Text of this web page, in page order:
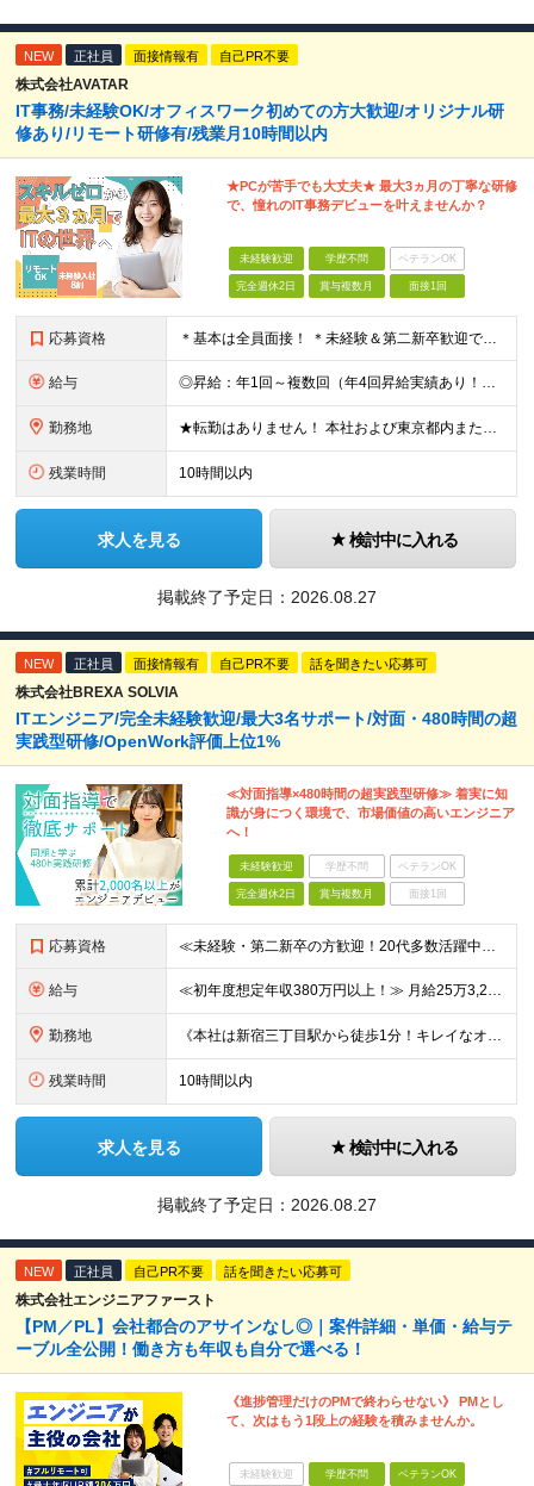
NEW 正社員 面接情報有 自己PR不要
株式会社AVATAR
IT事務/未経験OK/オフィスワーク初めての方大歓迎/オリジナル研
修あり/リモート研修有/残業月10時間以内
★PCが苦手でも大丈夫★ 最大3ヵ月の丁寧な研修
で、憧れのIT事務デビューを叶えませんか？
未経験歓迎 学歴不問 ベテランOK
完全週休2日 賞与複数月 面接1回
応募資格 ＊基本は全員面接！ ＊未経験＆第二新卒歓迎です☆ ◆学歴不問 ＊過去の経験は全く問いません！ 「IT業界に興味がある」 「オフィスワークデビューしたい」 など、応募のきっかけを面接で教えてください
給与 ◎昇給：年1回～複数回（年4回昇給実績あり！） 【未経験者】 ◆月給23万円～30万円＋各種手当 ※試用期間6ヶ月あり（試用期間につき月給215,000円となります。その他待遇に差異なし） 【IT
勤務地 ★転勤はありません！ 本社および東京都内または 首都圏を中心とするプロジェクト先での勤務となります。 ※勤務地選択可 ※希望は最大限考慮します ※入社後の転居を伴う転勤なし ◆本社オフィス 東京都
残業時間 10時間以内
求人を見る 検討中に入れる
掲載終了予定日： 2026.08.27
NEW 正社員 面接情報有 自己PR不要 話を聞きたい応募可
株式会社BREXA SOLVIA
ITエンジニア/完全未経験歓迎/最大3名サポート/対面・480時間の超
実践型研修/OpenWork評価上位1%
≪対面指導×480時間の超実践型研修≫ 着実に知
識が身につく環境で、市場価値の高いエンジニア
へ！
未経験歓迎 学歴不問 ベテランOK
完全週休2日 賞与複数月 面接1回
応募資格 ≪未経験・第二新卒の方歓迎！20代多数活躍中！≫ ◆年齢30歳まで（若年層の長期キャリア形成のため） ◆大卒以上（4年制） ＜採用にあたって＞ 私たちは経験や知識よりも、「エンジニアになりたい」とい
給与 ≪初年度想定年収380万円以上！≫ 月給25万3,220円～＋賞与年2回 ※上記金額には月20時間分(3万4,220円～)の見込み残業代を含み、超過した分は別途全額支給します。 ※経験やスキルを考慮
勤務地 《本社は新宿三丁目駅から徒歩1分！キレイなオフィスです！》 【本社】 東京都新宿区新宿4-3-25 TOKYU REIT新宿ビル8F 【ラーニングセンター】 東京都渋谷区千駄ヶ谷5-32-10 南新
残業時間 10時間以内
求人を見る 検討中に入れる
掲載終了予定日： 2026.08.27
NEW 正社員 自己PR不要 話を聞きたい応募可
株式会社エンジニアファースト
【PM／PL】会社都合のアサインなし◎｜案件詳細・単価・給与テ
ーブル全公開！働き方も年収も自分で選べる！
《進捗管理だけのPMで終わらせない》 PMとし
て、次はもう1段上の経験を積みませんか。
未経験歓迎 学歴不問 ベテランOK